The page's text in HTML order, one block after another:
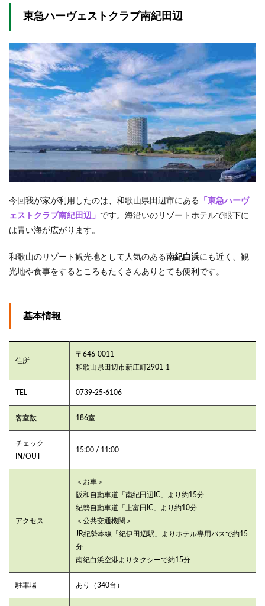
窟
め
東急ハーヴェストクラブ南紀田辺
今回我が家が利用したのは、和歌山県田辺市にある 「東急ハーヴ
ェストクラブ南紀田辺」 です。海沿いのリゾートホテルで眼下に
は青い海が広がります。
和歌山のリゾート観光地として人気のある南紀白浜にも近く、観
光地や食事をするところもたくさんありとても便利です。
基本情報
住所
〒646-0011
和歌山県田辺市新庄町2901-1
TEL 0739-25-6106
客室数 186室
チェック
IN/OUT
15:00 / 11:00
アクセス
＜お車＞
阪和自動車道「南紀田辺IC」より約15分
紀勢自動車道「上富田IC」より約10分
＜公共交通機関＞
JR紀勢本線「紀伊田辺駅」よりホテル専用バスで約15
分
南紀白浜空港よりタクシーで約15分
駐車場 あり（340台）